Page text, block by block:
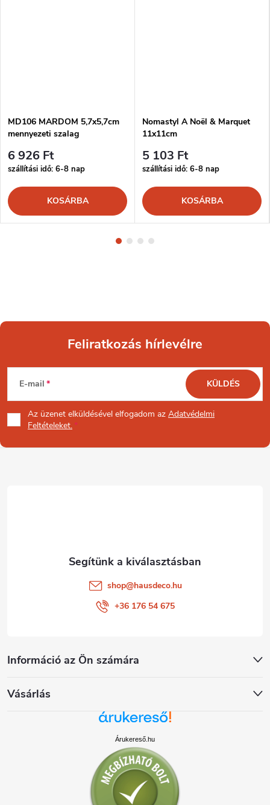
MD106 MARDOM 5,7x5,7cm
mennyezeti szalag
6 926 Ft
szállítási idő: 6-8 nap
KOSÁRBA
Nomastyl A Noël & Marquet
11x11cm
5 103 Ft
szállítási idő: 6-8 nap
KOSÁRBA
L
á
b
Feliratkozás hírlevélre
E-mail
Az üzenet elküldésével elfogadom az Adatvédelmi
Feltételeket.
KÜLDÉS
Információ az Ön számára
Vásárlás
shop@hausdeco.hu
+36 176 54 675
Árukereső.hu